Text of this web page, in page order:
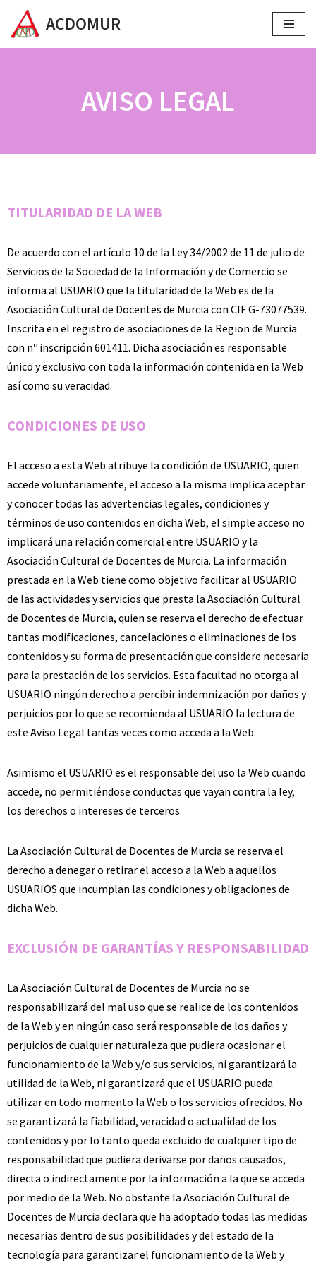
Saltar
ACDOMUR
AVISO LEGAL
TITULARIDAD DE LA WEB
De acuerdo con el artículo 10 de la Ley 34/2002 de 11 de julio de
Servicios de la Sociedad de la Información y de Comercio se
informa al USUARIO que la titularidad de la Web es de la
Asociación Cultural de Docentes de Murcia con CIF G-73077539.
Inscrita en el registro de asociaciones de la Region de Murcia
con nº inscripción 601411. Dicha asociación es responsable
único y exclusivo con toda la información contenida en la Web
así como su veracidad.
CONDICIONES DE USO
El acceso a esta Web atribuye la condición de USUARIO, quien
accede voluntariamente, el acceso a la misma implica aceptar
y conocer todas las advertencias legales, condiciones y
términos de uso contenidos en dicha Web, el simple acceso no
implicará una relación comercial entre USUARIO y la
Asociación Cultural de Docentes de Murcia. La información
prestada en la Web tiene como objetivo facilitar al USUARIO
de las actividades y servicios que presta la Asociación Cultural
de Docentes de Murcia, quien se reserva el derecho de efectuar
tantas modificaciones, cancelaciones o eliminaciones de los
contenidos y su forma de presentación que considere necesaria
para la prestación de los servicios. Esta facultad no otorga al
USUARIO ningún derecho a percibir indemnización por daños y
perjuicios por lo que se recomienda al USUARIO la lectura de
este Aviso Legal tantas veces como acceda a la Web.
Asimismo el USUARIO es el responsable del uso la Web cuando
accede, no permitiéndose conductas que vayan contra la ley,
los derechos o intereses de terceros.
La Asociación Cultural de Docentes de Murcia se reserva el
derecho a denegar o retirar el acceso a la Web a aquellos
USUARIOS que incumplan las condiciones y obligaciones de
dicha Web.
EXCLUSIÓN DE GARANTÍAS Y RESPONSABILIDAD
La Asociación Cultural de Docentes de Murcia no se
responsabilizará del mal uso que se realice de los contenidos
de la Web y en ningún caso será responsable de los daños y
perjuicios de cualquier naturaleza que pudiera ocasionar el
funcionamiento de la Web y/o sus servicios, ni garantizará la
utilidad de la Web, ni garantizará que el USUARIO pueda
utilizar en todo momento la Web o los servicios ofrecidos. No
se garantizará la fiabilidad, veracidad o actualidad de los
contenidos y por lo tanto queda excluido de cualquier tipo de
responsabilidad que pudiera derivarse por daños causados,
directa o indirectamente por la información a la que se acceda
por medio de la Web. No obstante la Asociación Cultural de
Docentes de Murcia declara que ha adoptado todas las medidas
necesarias dentro de sus posibilidades y del estado de la
tecnología para garantizar el funcionamiento de la Web y